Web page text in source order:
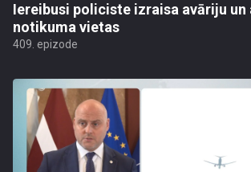
Iereibusi policiste izraisa avāriju un
notikuma vietas
409. epizode